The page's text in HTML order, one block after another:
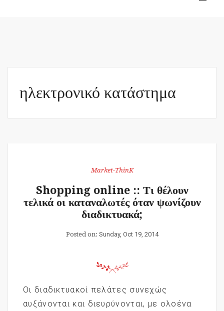
ηλεκτρονικό κατάστημα
Market-ThinK
Shopping online :: Τι θέλουν
τελικά οι καταναλωτές όταν ψωνίζουν
διαδικτυακά;
Posted on: Sunday, Oct 19, 2014
Οι διαδικτυακοί πελάτες συνεχώς
αυξάνονται και διευρύνονται, με ολοένα